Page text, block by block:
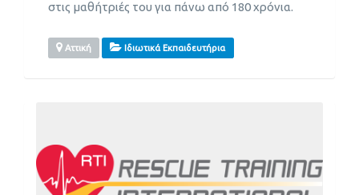
στις μαθήτριές του για πάνω από 180 χρόνια.
Αττική Ιδιωτικά Εκπαιδευτήρια